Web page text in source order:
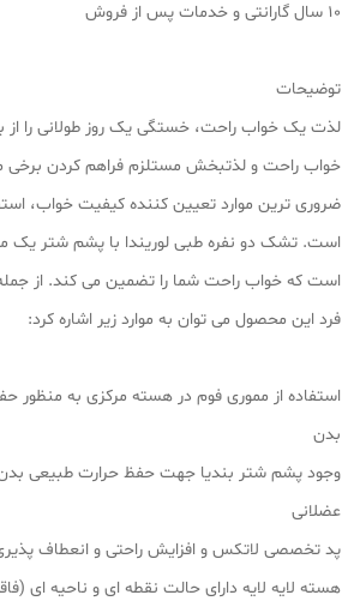
۱۰ سال گارانتی و خدمات پس از فروش
توضیحات
لذت یک خواب راحت، خستگی یک روز طولانی را از
خواب راحت و لذتبخش مستلزم فراهم کردن برخی
ضروری ترین موارد تعیین کننده کیفیت خواب،
است. تشک دو نفره طبی لوریندا با پشم شتر یک
است که خواب راحت شما را تضمین می کند. از
فرد این محصول می توان به موارد زیر اشاره کرد:
استفاده از مموری فوم در هسته مرکزی به منظور
بدن
وجود پشم شتر بندیا جهت حفظ حرارت طبیعی
عضلانی
پد تخصصی لاتکس و افزایش راحتی و انعطاف
هسته لایه لایه دارای حالت نقطه ای و ناحیه ای